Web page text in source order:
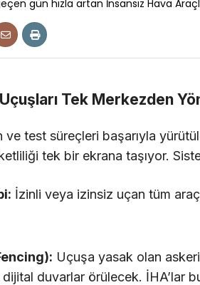
Tek Merkezden
ve test süreçleri başarıyla
tek bir ekrana taşıyor.
İzinli veya izinsiz uçan tüm
Uçuşa yasak olan
duvarlar örülecek. İHA’lar